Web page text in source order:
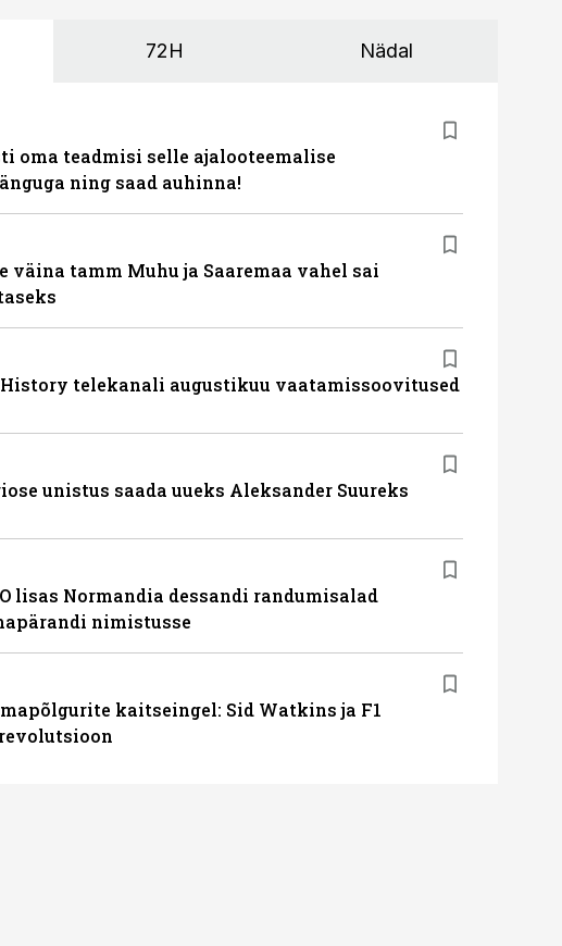
72H Nädal
oma teadmisi selle ajalooteemalise
ning saad auhinna!
väina tamm Muhu ja Saaremaa vahel sai
telekanali augustikuu vaatamissoovitused
unistus saada uueks Aleksander Suureks
lisas Normandia dessandi randumisalad
nimistusse
kaitseingel: Sid Watkins ja F1